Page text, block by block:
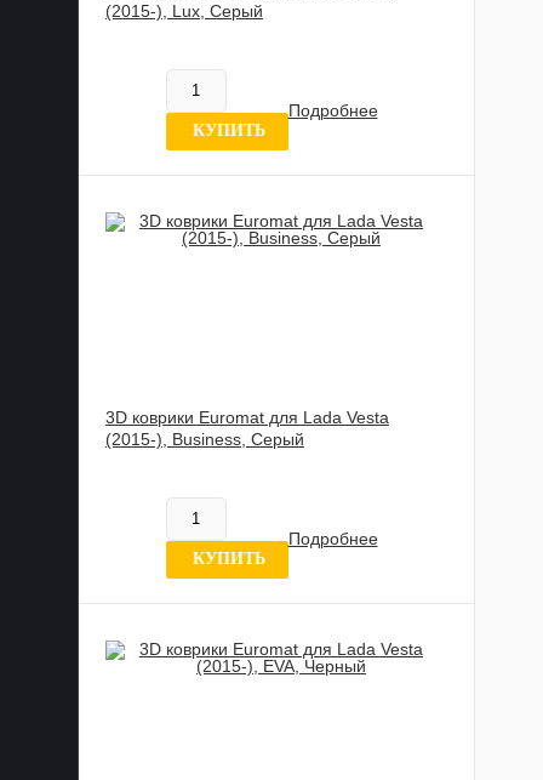
(2015-), Lux, Серый
В наличии
10 отзыв
КУПИТЬ
Подробнее
3D коврики Euromat для Lada Vesta
(2015-), Business, Серый
В наличии
11 отзыв
КУПИТЬ
Подробнее